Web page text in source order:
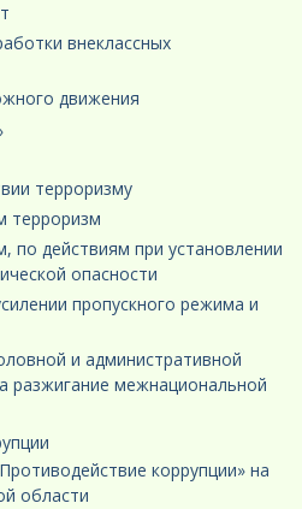
внеклассных
движения
терроризму
терроризм
по действиям при установлении
опасности
пропускного режима и
и административной
разжигание межнациональной
коррупции» на
области